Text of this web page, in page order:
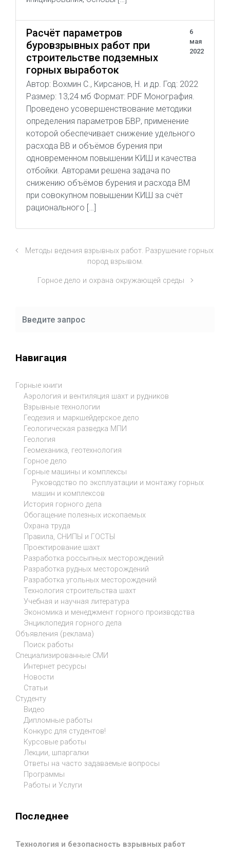
Расчёт параметров
буровзрывных работ при
строительстве подземных
горных выработок
6
мая
2022
Автор: Вохмин С., Кирсанов, Н. и др. Год: 2022
Размер: 13,24 мб Формат: PDF Монография.
Проведено усовершенствование методики
определения параметров БВР, применение
которой обеспечивает снижение удельного
расхода ВВ и объёмов бурения при
одновременном повышении КИШ и качества
отбойки. Авторами решена задача по
снижению объёмов бурения и расхода ВМ
при совокупном повышении КИШ за счёт
рационального […]
Методы ведения взрывных работ. Разрушение горных
пород взрывом.
Горное дело и охрана окружающей среды
Навигация
Горные книги
Аэрология и вентиляция шахт и рудников
Взрывные технологии
Геодезия и маркшейдерское дело
Геологическая разведка МПИ
Геология
Геомеханика, геотехнология
Горное дело
Горные машины и комплексы
Руководство по эксплуатации и монтажу горных
машин и комплексов
История горного дела
Обогащение полезных ископаемых
Охрана труда
Правила, СНИПЫ и ГОСТЫ
Проектирование шахт
Разработка россыпных месторождений
Разработка рудных месторождений
Разработка угольных месторождений
Технология строительства шахт
Учебная и научная литература
Экономика и менеджмент горного производства
Энциклопедия горного дела
Объявления (реклама)
Поиск работы
Специализированные СМИ
Интернет ресурсы
Новости
Статьи
Студенту
Видео
Дипломные работы
Конкурс для студентов!
Курсовые работы
Лекции, шпаргалки
Ответы на часто задаваемые вопросы
Программы
Работы и Услуги
Последнее
Технология и безопасность взрывных работ